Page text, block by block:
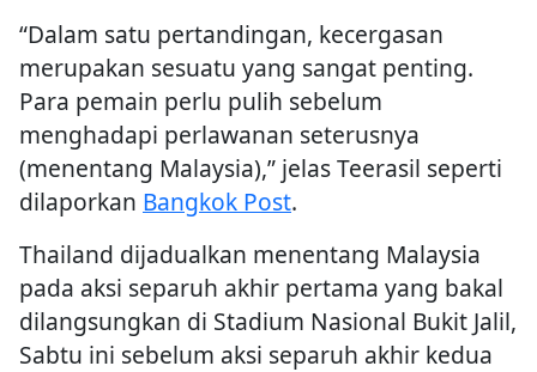
“Dalam satu pertandingan, kecergasan
merupakan sesuatu yang sangat penting.
Para pemain perlu pulih sebelum
menghadapi perlawanan seterusnya
(menentang Malaysia),” jelas Teerasil seperti
dilaporkan Bangkok Post.
Thailand dijadualkan menentang Malaysia
pada aksi separuh akhir pertama yang bakal
dilangsungkan di Stadium Nasional Bukit Jalil,
Sabtu ini sebelum aksi separuh akhir kedua